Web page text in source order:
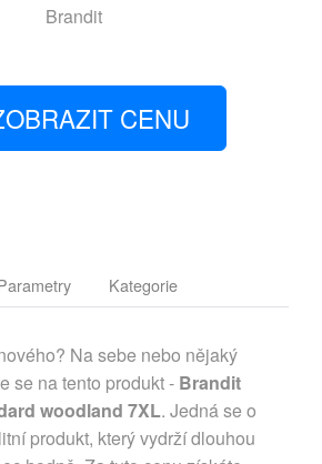
Brandit
CENU
Kategorie
Na sebe nebo nějaký
se na tento produkt - Brandit
woodland 7XL. Jedná se o
produkt, který vydrží dlouhou